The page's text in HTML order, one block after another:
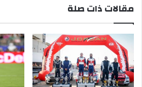
مقالات ذات صلة